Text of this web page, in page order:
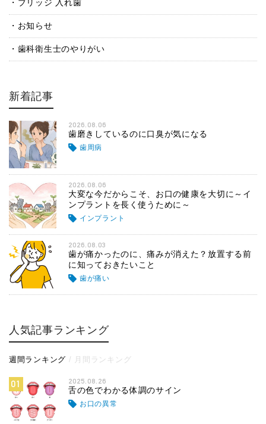
ブリッジ 入れ歯
お知らせ
歯科衛生士のやりがい
新着記事
2026.08.06
歯磨きしているのに口臭が気になる
歯周病
2026.08.06
大変な今だからこそ、お口の健康を大切に～イ
ンプラントを長く使うために～
インプラント
2026.08.03
歯が痛かったのに、痛みが消えた？放置する前
に知っておきたいこと
歯が痛い
人気記事ランキング
週間ランキング 月間ランキング
01 2025.08.26
舌の色でわかる体調のサイン
お口の異常